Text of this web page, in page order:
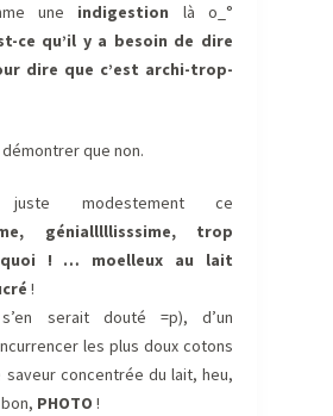
une indigestion là o_°
ce qu’il y a besoin de dire
dire que c’est archi-trop-
que non.
juste modestement ce
génialllllisssime, trop
! …
moelleux au lait
!
serait douté =p), d’un
les plus doux cotons
saveur concentrée du lait, heu,
PHOTO !